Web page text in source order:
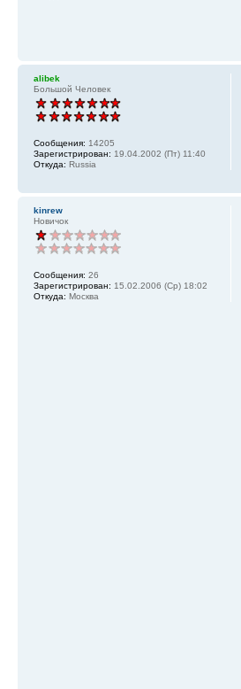
alibek
Большой Человек
Сообщения: 14205
Зарегистрирован: 19.04.2002 (Пт) 11:40
Откуда: Russia
kinrew
Новичок
Сообщения: 26
Зарегистрирован: 15.02.2006 (Ср) 18:02
Откуда: Москва